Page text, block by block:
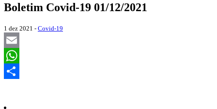
Boletim Covid-19 01/12/2021
1 dez 2021 - Covid-19
Email
WhatsApp